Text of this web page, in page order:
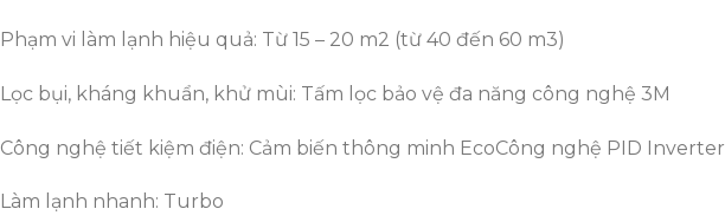
Phạm vi làm lạnh hiệu quả: Từ 15 – 20 m2 (từ 40 đến 60 m3)
Lọc bụi, kháng khuẩn, khử mùi: Tấm lọc bảo vệ đa năng công nghệ 3M
Công nghệ tiết kiệm điện: Cảm biến thông minh EcoCông nghệ PID Inverter
Làm lạnh nhanh: Turbo